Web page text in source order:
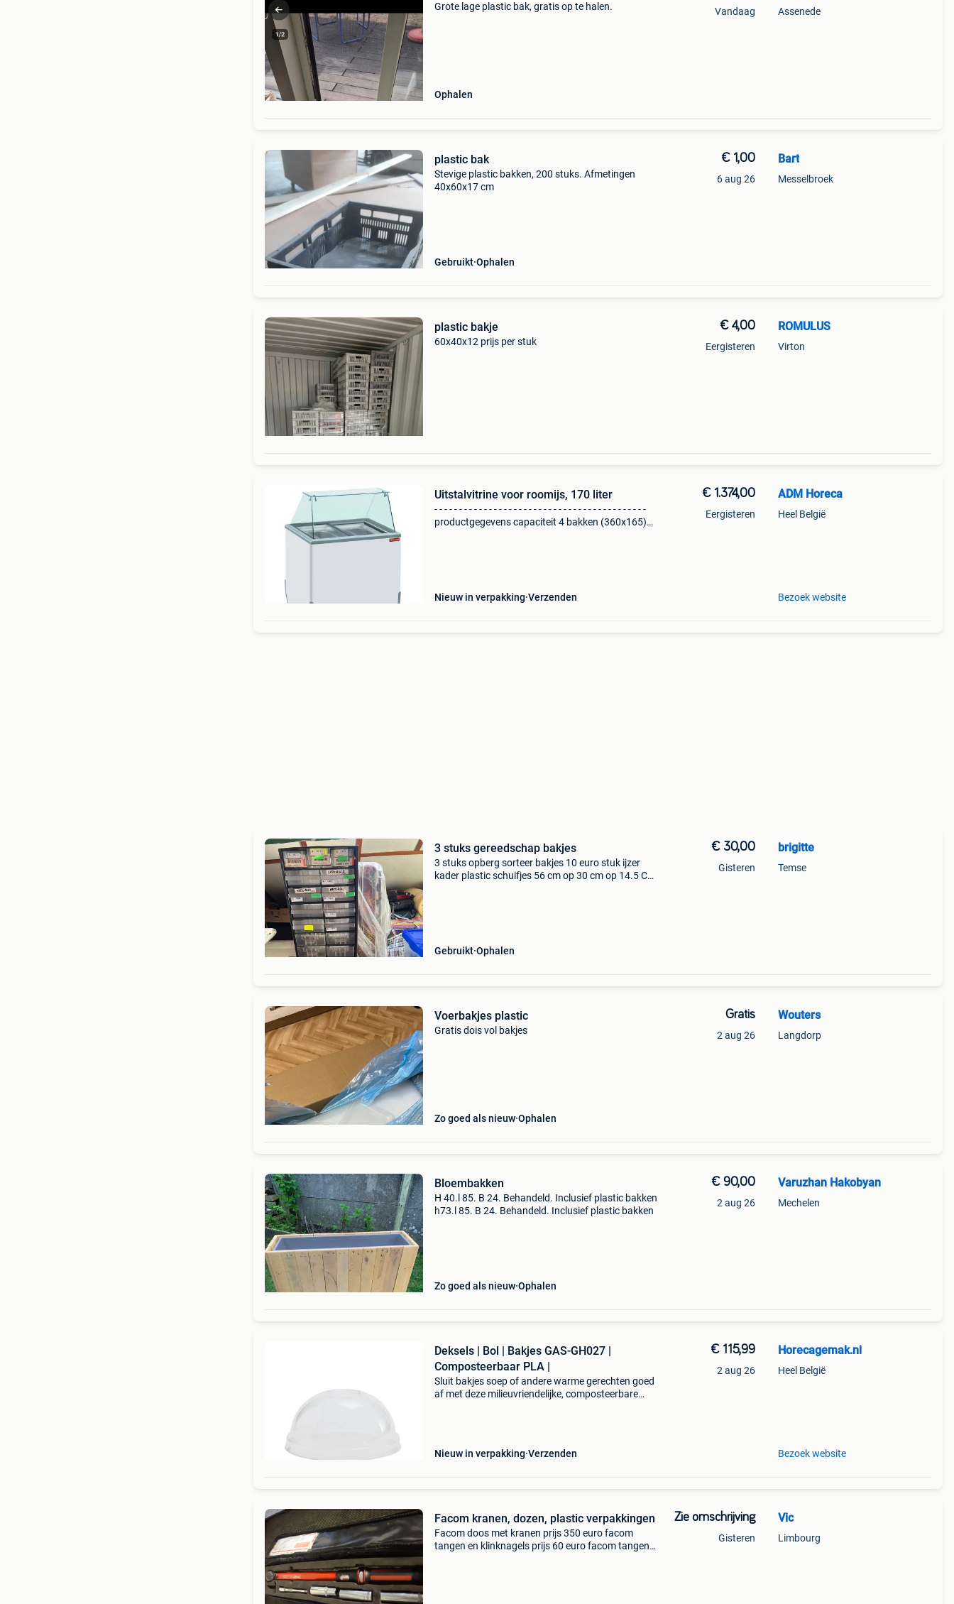
Grote lage plastic bak, gratis op te halen.
Ophalen
Vandaag Assenede
plastic bak
Stevige plastic bakken, 200 stuks. Afmetingen
40x60x17 cm
Gebruikt Ophalen
€ 1,00
6 aug 26
Bart
Messelbroek
plastic bakje
60x40x12 prijs per stuk
€ 4,00
Eergisteren
ROMULUS
Virton
Uitstalvitrine voor roomijs, 170 liter
- - - - - - - - - - - - - - - - - - - - - - - - - - - - - - - - - - - - - - - - - - -
productgegevens capaciteit 4 bakken (360x165)
Nieuw in verpakking Verzenden
€ 1.374,00
Eergisteren
ADM Horeca
Heel België
Bezoek website
3 stuks gereedschap bakjes
3 stuks opberg sorteer bakjes 10 euro stuk ijzer
kader plastic schuifjes 56 cm op 30 cm op 14.5 Cm
Gebruikt Ophalen
€ 30,00
Gisteren
brigitte
Temse
Voerbakjes plastic
Gratis dois vol bakjes
Zo goed als nieuw Ophalen
Gratis
2 aug 26
Wouters
Langdorp
Bloembakken
H 40.l 85. B 24. Behandeld. Inclusief plastic bakken
h73.l 85. B 24. Behandeld. Inclusief plastic bakken
Zo goed als nieuw Ophalen
€ 90,00
2 aug 26
Varuzhan Hakobyan
Mechelen
Deksels | Bol | Bakjes GAS-GH027 |
Composteerbaar PLA |
Sluit bakjes soep of andere warme gerechten goed
af met deze milieuvriendelijke, composteerbare
Nieuw in verpakking Verzenden
€ 115,99
2 aug 26
Horecagemak.nl
Heel België
Bezoek website
Facom kranen, dozen, plastic verpakkingen
Facom doos met kranen prijs 350 euro facom
tangen en klinknagels prijs 60 euro facom tangen
Zie omschrijving
Gisteren
Vic
Limbourg